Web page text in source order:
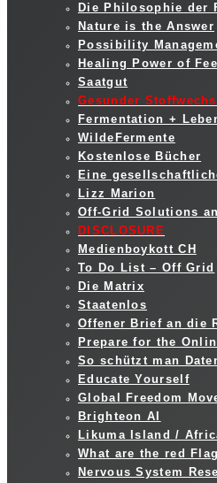
Die Philosophie der
Nature is the Answer
Possibility
Healing Power of
Saatgut
Gesunder
Fermentation +
WildeFermente
Kostenlose Bücher
Eine
Lizz Marion
Off-Grid Solutions
DISCLOSURE
Medienboykott CH
To Do List – Off Grid
Die Matrix
Staatenlos
Offener Brief an die
Prepare for the
So schützt man
Educate Yourself
Global Freedom
Brighteon AI
Likuma Island /
What are the red
Nervous System